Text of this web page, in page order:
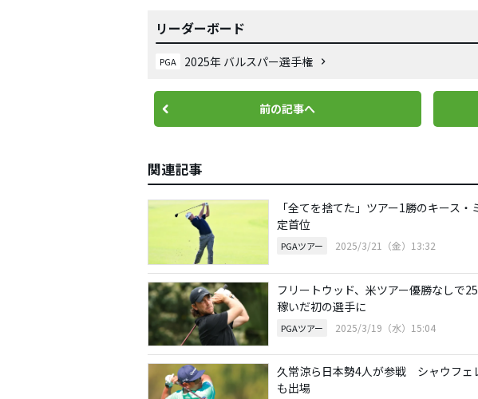
リーダーボード
PGA 2025年 バルスパー選手権
前の記事へ
関連記事
「全てを捨てた」ツアー1勝のキース
定首位
PGAツアー 2025/3/21（金）13:32
フリートウッド、米ツアー優勝なしで
稼いだ初の選手に
PGAツアー 2025/3/19（水）15:04
久常涼ら日本勢4人が参戦 シャウフェ
も出場